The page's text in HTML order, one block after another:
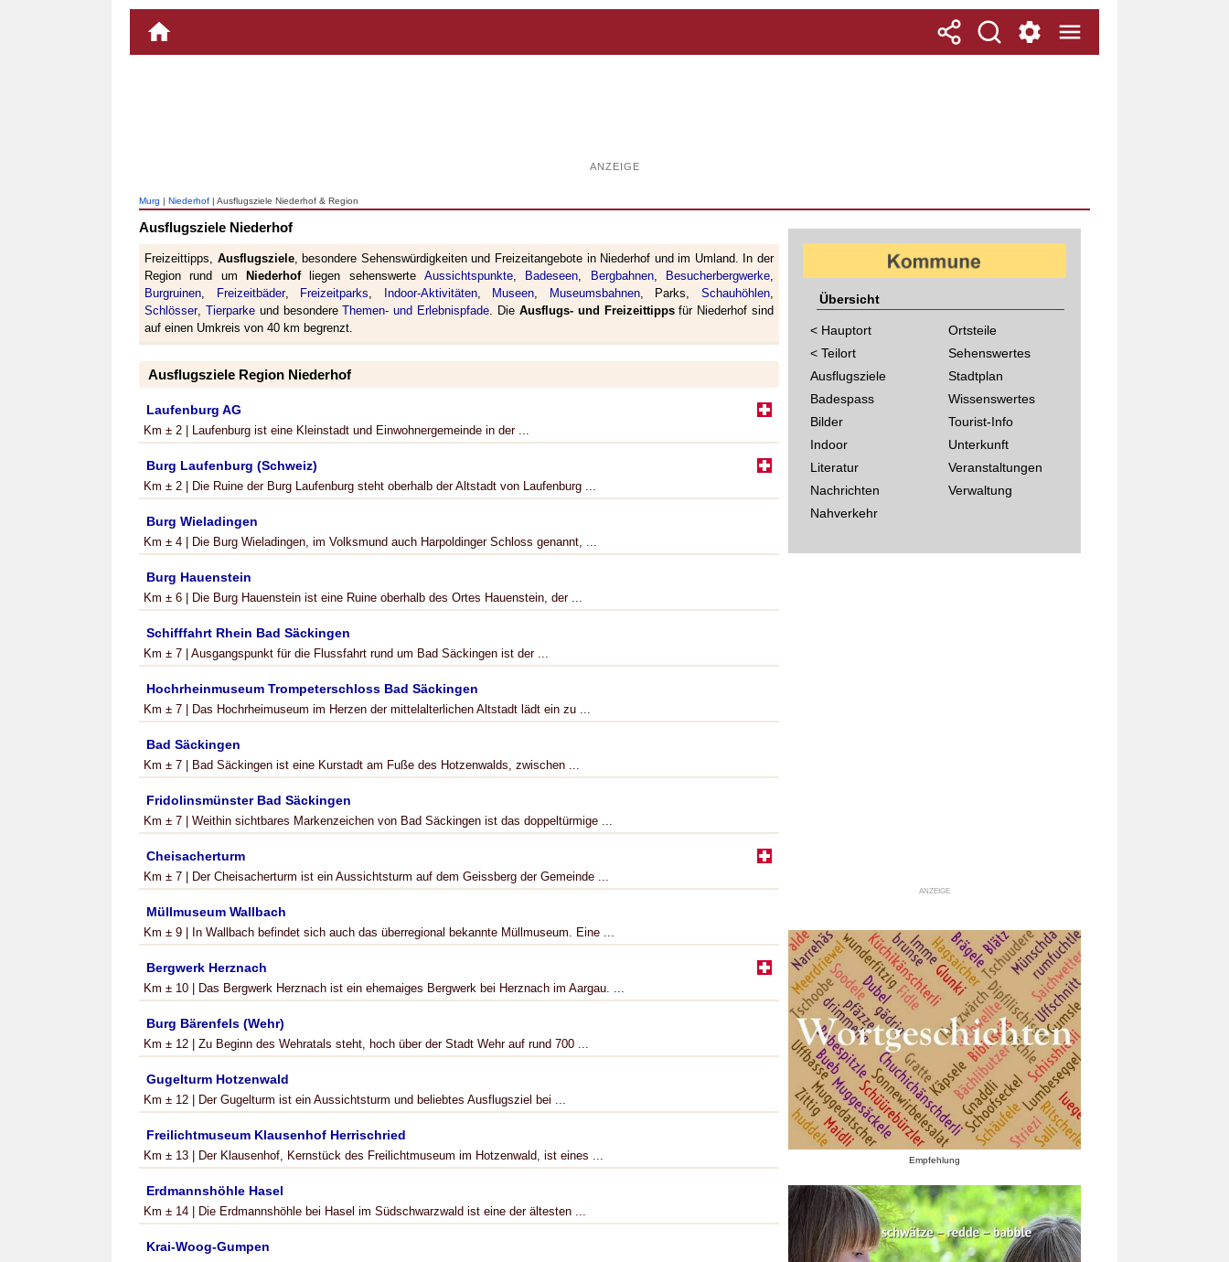
ANZEIGE
Murg | Niederhof | Ausflugsziele Niederhof & Region
Ausflugsziele Niederhof
Freizeittipps, Ausflugsziele, besondere Sehenswürdigkeiten und Freizeitangebote in Niederhof und im Umland. In der
Region rund um
Niederhofliegen sehenswerte Aussichtspunkte, Badeseen, Bergbahnen, Besucherbergwerke,
Burgruinen, Freizeitbäder, Freizeitparks, Indoor-Aktivitäten, Museen, Museumsbahnen, Parks,Schauhöhlen,
Schlösser, Tierparkeund besondereThemen- und Erlebnispfade. Die Ausflugs- und Freizeittippsfür Niederhof sind
auf einen Umkreis von 40 km begrenzt.
Ausflugsziele Region Niederhof
Laufenburg AG
Km ± 2 | Laufenburg ist eine Kleinstadt und Einwohnergemeinde in der ...
Burg Laufenburg (Schweiz)
Km ± 2 | Die Ruine der Burg Laufenburg steht oberhalb der Altstadt von Laufenburg ...
Burg Wieladingen
Km ± 4 | Die Burg Wieladingen, im Volksmund auch Harpoldinger Schloss genannt, ...
Burg Hauenstein
Km ± 6 | Die Burg Hauenstein ist eine Ruine oberhalb des Ortes Hauenstein, der ...
Schifffahrt Rhein Bad Säckingen
Km ± 7 | Ausgangspunkt für die Flussfahrt rund um Bad Säckingen ist der ...
Hochrheinmuseum Trompeterschloss Bad Säckingen
Km ± 7 | Das Hochrheimuseum im Herzen der mittelalterlichen Altstadt lädt ein zu ...
Bad Säckingen
Km ± 7 | Bad Säckingen ist eine Kurstadt am Fuße des Hotzenwalds, zwischen ...
Fridolinsmünster Bad Säckingen
Km ± 7 | Weithin sichtbares Markenzeichen von Bad Säckingen ist das doppeltürmige ...
Cheisacherturm
Km ± 7 | Der Cheisacherturm ist ein Aussichtsturm auf dem Geissberg der Gemeinde ...
Müllmuseum Wallbach
Km ± 9 | In Wallbach befindet sich auch das überregional bekannte Müllmuseum. Eine ...
Bergwerk Herznach
Km ± 10 | Das Bergwerk Herznach ist ein ehemaiges Bergwerk bei Herznach im Aargau. ...
Burg Bärenfels (Wehr)
Km ± 12 | Zu Beginn des Wehratals steht, hoch über der Stadt Wehr auf rund 700 ...
Gugelturm Hotzenwald
Km ± 12 | Der Gugelturm ist ein Aussichtsturm und beliebtes Ausflugsziel bei ...
Freilichtmuseum Klausenhof Herrischried
Km ± 13 | Der Klausenhof, Kernstück des Freilichtmuseum im Hotzenwald, ist eines ...
Erdmannshöhle Hasel
Km ± 14 | Die Erdmannshöhle bei Hasel im Südschwarzwald ist eine der ältesten ...
Krai-Woog-Gumpen
Übersicht
< Hauptort
< Teilort
Ausflugsziele
Badespass
Bilder
Indoor
Literatur
Nachrichten
Nahverkehr
Ortsteile
Sehenswertes
Stadtplan
Wissenswertes
Tourist-Info
Unterkunft
Veranstaltungen
Verwaltung
ANZEIGE
Empfehlung